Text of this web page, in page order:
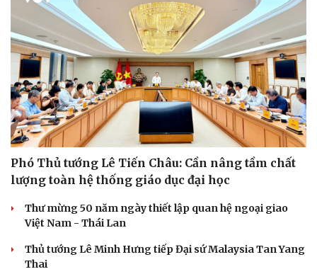
Phó Thủ tướng Lê Tiến Châu: Cần nâng tầm chất
lượng toàn hệ thống giáo dục đại học
Thư mừng 50 năm ngày thiết lập quan hệ ngoại giao
Việt Nam - Thái Lan
Thủ tướng Lê Minh Hưng tiếp Đại sứ Malaysia Tan Yang
Thai